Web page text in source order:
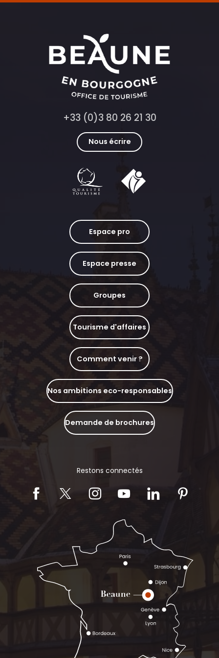
+33 (0)3 80 26 21 30
Nous écrire
Espace pro
Espace presse
Groupes
Tourisme d'affaires
Comment venir ?
Nos ambitions eco-responsables
Demande de brochures
Restons connectés